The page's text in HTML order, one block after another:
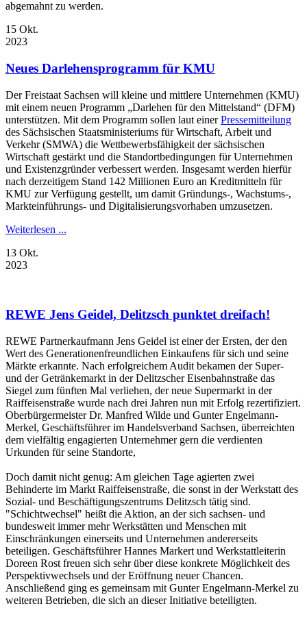
abgemahnt zu werden.
15 Okt.
2023
Neues Darlehensprogramm für KMU
Der Freistaat Sachsen will kleine und mittlere Unternehmen (KMU)
mit einem neuen Programm „Darlehen für den Mittelstand“ (DFM)
unterstützen. Mit dem Programm sollen laut einerPressemitteilung
des Sächsischen Staatsministeriums für Wirtschaft, Arbeit und
Verkehr (SMWA) die Wettbewerbsfähigkeit der sächsischen
Wirtschaft gestärkt und die Standortbedingungen für Unternehmen
und Existenzgründer verbessert werden. Insgesamt werden hierfür
nach derzeitigem Stand 142 Millionen Euro an Kreditmitteln für
KMU zur Verfügung gestellt, um damit Gründungs-, Wachstums-,
Markteinführungs- und Digitalisierungsvorhaben umzusetzen.
Weiterlesen ...
13 Okt.
2023
REWE Jens Geidel, Delitzsch punktet dreifach!
REWE Partnerkaufmann Jens Geidel ist einer der Ersten, der den
Wert des Generationenfreundlichen Einkaufens für sich und seine
Märkte erkannte. Nach erfolgreichem Audit bekamen der Super-
und der Getränkemarkt in der Delitzscher Eisenbahnstraße das
Siegel zum fünften Mal verliehen, der neue Supermarkt in der
Raiffeisenstraße wurde nach drei Jahren nun mit Erfolg rezertifiziert.
Oberbürgermeister Dr. Manfred Wilde und Gunter Engelmann-
Merkel, Geschäftsführer im Handelsverband Sachsen, überreichten
dem vielfältig engagierten Unternehmer gern die verdienten
Urkunden für seine Standorte,
Doch damit nicht genug: Am gleichen Tage agierten zwei
Behinderte im Markt Raiffeisenstraße, die sonst in der Werkstatt des
Sozial- und Beschäftigungszentrums Delitzsch tätig sind.
"Schichtwechsel" heißt die Aktion, an der sich sachsen- und
bundesweit immer mehr Werkstätten und Menschen mit
Einschränkungen einerseits und Unternehmen andererseits
beteiligen. Geschäftsführer Hannes Markert und Werkstattleiterin
Doreen Rost freuen sich sehr über diese konkrete Möglichkeit des
Perspektivwechsels und der Eröffnung neuer Chancen.
Anschließend ging es gemeinsam mit Gunter Engelmann-Merkel zu
weiteren Betrieben, die sich an dieser Initiative beteiligten.